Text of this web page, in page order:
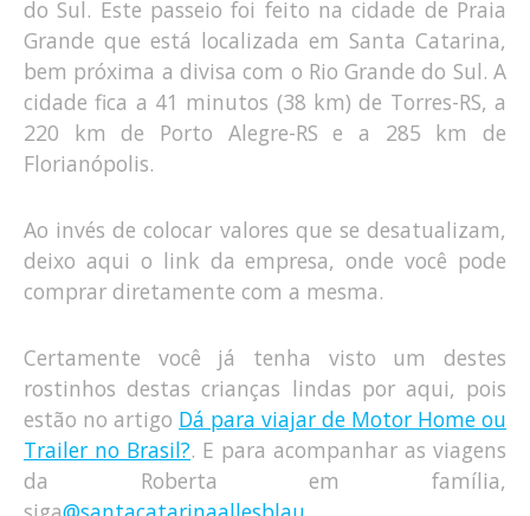
do Sul. Este passeio foi feito na cidade de Praia
Grande que está localizada em Santa Catarina,
bem próxima a divisa com o Rio Grande do Sul. A
cidade fica a 41 minutos (38 km) de Torres-RS, a
220 km de Porto Alegre-RS e a 285 km de
Florianópolis.
Ao invés de colocar valores que se desatualizam,
deixo aqui o link da empresa, onde você pode
comprar diretamente com a mesma.
Certamente você já tenha visto um destes
rostinhos destas crianças lindas por aqui, pois
estão no artigo Dá para viajar de Motor Home ou
Trailer no Brasil?. E para acompanhar as viagens
da Roberta em família,